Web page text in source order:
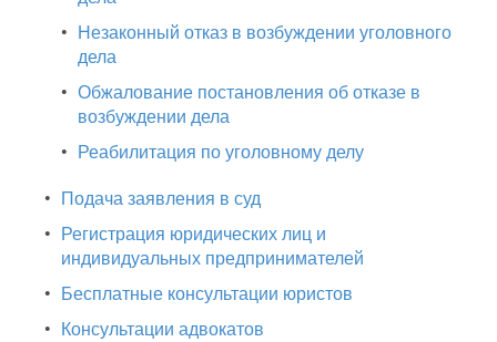
• Незаконный отказ в возбуждении уголовного
дела
• Обжалование постановления об отказе в
возбуждении дела
• Реабилитация по уголовному делу
• Подача заявления в суд
• Регистрация юридических лиц и
индивидуальных предпринимателей
• Бесплатные консультации юристов
• Консультации адвокатов